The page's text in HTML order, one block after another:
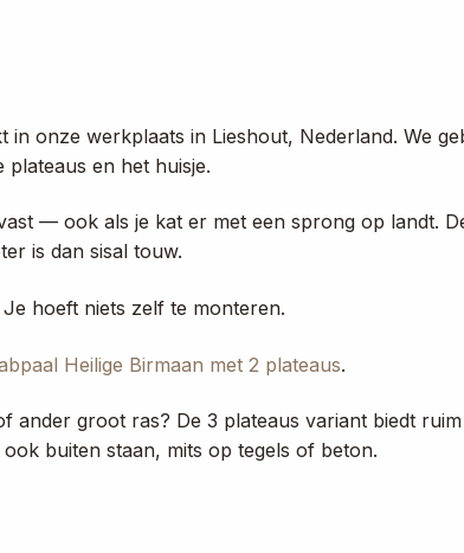
in onze werkplaats in Lieshout, Nederland. We
en het huisje.
— ook als je kat er met een sprong op landt.
is dan sisal touw.
hoeft niets zelf te monteren.
Heilige Birmaan met 2 plateaus.
ander groot ras? De 3 plateaus variant biedt
buiten staan, mits op tegels of beton.